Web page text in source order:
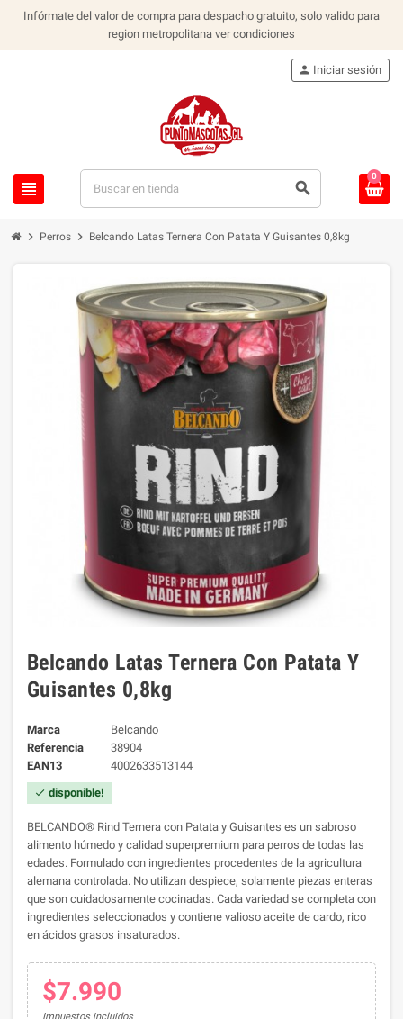
Infórmate del valor de compra para despacho gratuito, solo valido para
region metropolitana ver condiciones
view_headline search
person Iniciar sesión
0
chevron_right Perros chevron_right Belcando Latas Ternera Con Patata Y Guisantes 0,8kg
Belcando Latas Ternera Con Patata Y
Guisantes 0,8kg
Marca
Belcando
Referencia
38904
EAN13
4002633513144
check disponible!
BELCANDO® Rind Ternera con Patata y Guisantes es un sabroso
alimento húmedo y calidad superpremium para perros de todas las
edades. Formulado con ingredientes procedentes de la agricultura
alemana controlada. No utilizan despiece, solamente piezas enteras
que son cuidadosamente cocinadas. Cada variedad se completa con
ingredientes seleccionados y contiene valioso aceite de cardo, rico
en ácidos grasos insaturados.
$7.990